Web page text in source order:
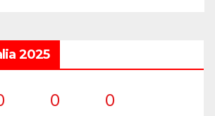
2025
0 0